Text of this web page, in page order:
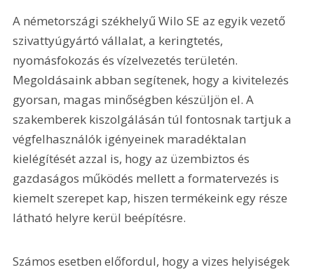
A németországi székhelyű Wilo SE az egyik vezető
szivattyúgyártó vállalat, a keringtetés,
nyomásfokozás és vízelvezetés területén.
Megoldásaink abban segítenek, hogy a kivitelezés
gyorsan, magas minőségben készüljön el. A
szakemberek kiszolgálásán túl fontosnak tartjuk a
végfelhasználók igényeinek maradéktalan
kielégítését azzal is, hogy az üzembiztos és
gazdaságos működés mellett a formatervezés is
kiemelt szerepet kap, hiszen termékeink egy része
látható helyre kerül beépítésre.
Számos esetben előfordul, hogy a vizes helyiségek